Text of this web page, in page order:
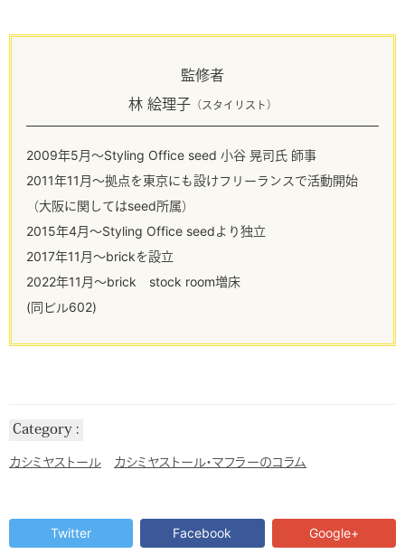
監修者
林 絵理子（スタイリスト）
2009年5月～Styling Office seed 小谷 晃司氏 師事
2011年11月～拠点を東京にも設けフリーランスで活動開始
（大阪に関してはseed所属）
2015年4月～Styling Office seedより独立
2017年11月～brickを設立
2022年11月～brick stock room増床
(同ビル602)
Category
カシミヤストール カシミヤストール・マフラーのコラム
Twitter Facebook Google+